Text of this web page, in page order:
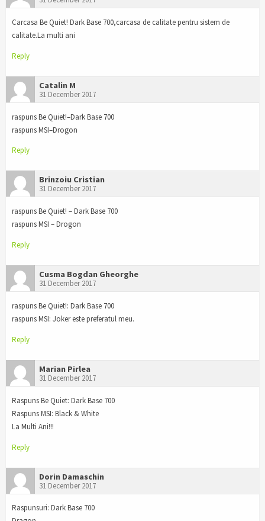
Carcasa Be Quiet! Dark Base 700,carcasa de calitate pentru sistem de
calitate.La multi ani
Reply
Catalin M
31 December 2017
raspuns Be Quiet!–Dark Base 700
raspuns MSI–Drogon
Reply
Brinzoiu Cristian
31 December 2017
raspuns Be Quiet! – Dark Base 700
raspuns MSI – Drogon
Reply
Cusma Bogdan Gheorghe
31 December 2017
raspuns Be Quiet!: Dark Base 700
raspuns MSI: Joker este preferatul meu.
Reply
Marian Pirlea
31 December 2017
Raspuns Be Quiet: Dark Base 700
Raspuns MSI: Black & White
La Multi Ani!!!
Reply
Dorin Damaschin
31 December 2017
Raspunsuri: Dark Base 700